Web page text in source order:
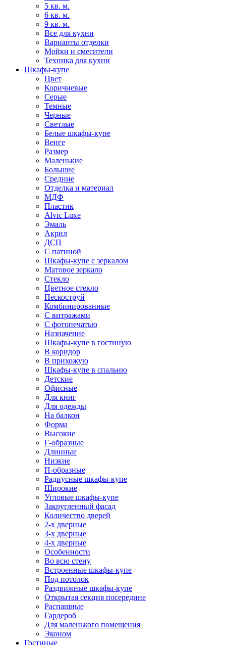
5 кв. м.
6 кв. м.
9 кв. м.
Все для кухни
Варианты отделки
Мойки и смесители
Техника для кухни
Шкафы-купе
Цвет
Коричневые
Серые
Темные
Черные
Светлые
Белые шкафы-купе
Венге
Размер
Маленькие
Большие
Средние
Отделка и материал
МДФ
Пластик
Alvic Luxe
Эмаль
Акрил
ДСП
С патиной
Шкафы-купе с зеркалом
Матовое зеркало
Стекло
Цветное стекло
Пескоструй
Комбинированные
С витражами
С фотопечатью
Назначение
Шкафы-купе в гостиную
В коридор
В прихожую
Шкафы-купе в спальню
Детские
Офисные
Для книг
Для одежды
На балкон
Форма
Высокие
Г-образные
Длинные
Низкие
П-образные
Радиусные шкафы-купе
Широкие
Угловые шкафы-купе
Закругленный фасад
Количество дверей
2-х дверные
3-х дверные
4-х дверные
Особенности
Во всю стену
Встроенные шкафы-купе
Под потолок
Раздвижные шкафы-купе
Открытая секция посередине
Распашные
Гардероб
Для маленького помещения
Эконом
Гостиные